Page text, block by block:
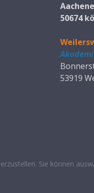
50674
53919
Sie können